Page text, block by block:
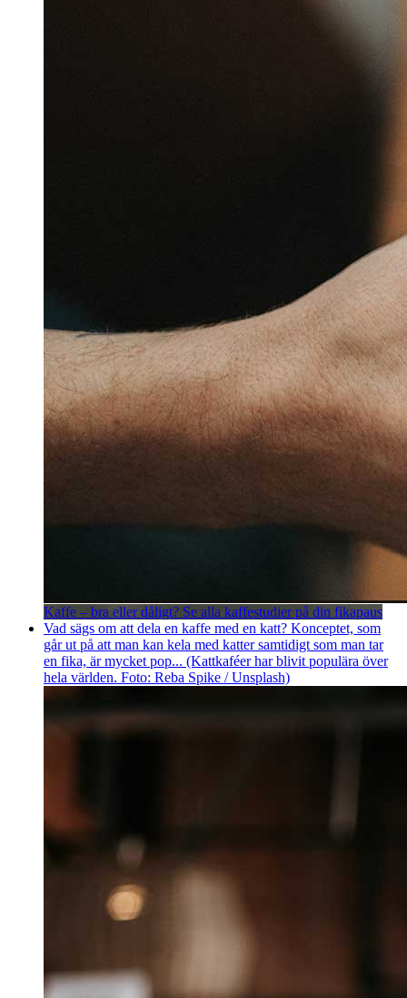
Kaffe – bra eller dåligt? Se alla kaffestudier på din fikapaus
Vad sägs om att dela en kaffe med en katt? Konceptet, som
går ut på att man kan kela med katter samtidigt som man tar
en fika, är mycket pop... (Kattkaféer har blivit populära över
hela världen. Foto: Reba Spike / Unsplash)